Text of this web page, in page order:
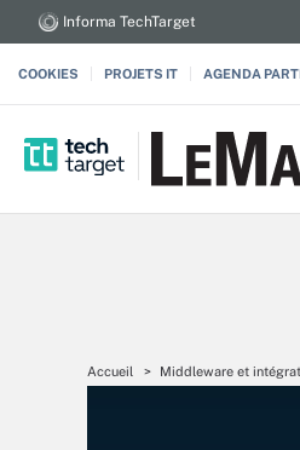
Informa TechTarget
COOKIES PROJETS IT AGENDA
Accueil Middleware et